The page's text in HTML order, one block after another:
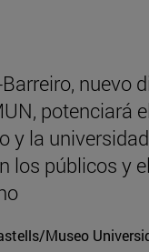
nuevo
potenciará
y la
los públicos y
Museo